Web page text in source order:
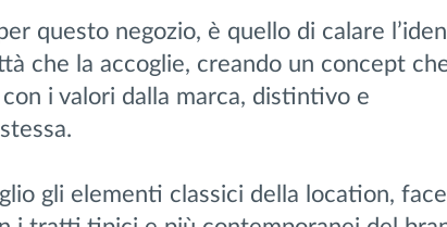
questo negozio, è quello di calare
che la accoglie, creando un concept
i valori dalla marca, distintivo e
gli elementi classici della location,